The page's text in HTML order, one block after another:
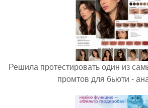
Решила протестировать один из
промтов для бьюти -